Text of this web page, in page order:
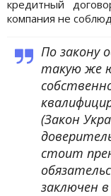
кредитный
компания не
По закону
такую ​​же
(Закон
стоит
заключен